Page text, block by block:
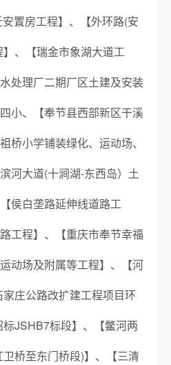
安置房工程】、【外环路(安
、【瑞金市象湖大道工
处理厂二期厂区土建及安装
小、【奉节县西部新区干溪
桥小学铺装绿化、运动场、
河大道(十涧湖-东西岛）土
侯白垄路延伸线道路工
工程】、【重庆市奉节幸福
动场及附属等工程】、【河
庄公路改扩建工程项目环
JSHB7标段】、【鳖河两
桥至东门桥段)】、【三清